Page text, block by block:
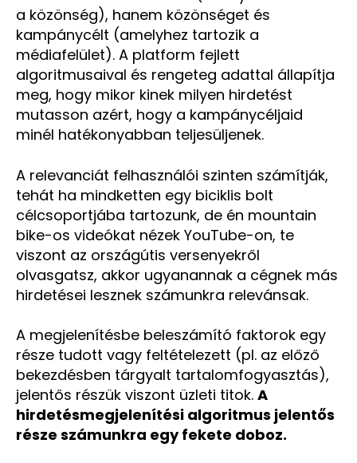
a közönség), hanem közönséget és
kampánycélt (amelyhez tartozik a
médiafelület). A platform fejlett
algoritmusaival és rengeteg adattal állapítja
meg, hogy mikor kinek milyen hirdetést
mutasson azért, hogy a kampánycéljaid
minél hatékonyabban teljesüljenek.
A relevanciát felhasználói szinten számítják,
tehát ha mindketten egy biciklis bolt
célcsoportjába tartozunk, de én mountain
bike-os videókat nézek YouTube-on, te
viszont az országútis versenyekről
olvasgatsz, akkor ugyanannak a cégnek más
hirdetései lesznek számunkra relevánsak.
A megjelenítésbe beleszámító faktorok egy
része tudott vagy feltételezett (pl. az előző
bekezdésben tárgyalt tartalomfogyasztás),
jelentős részük viszont üzleti titok. A
hirdetésmegjelenítési algoritmus jelentős
része számunkra egy fekete doboz.